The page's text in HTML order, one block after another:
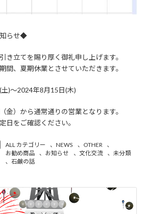
らせ◆
き立てを賜り厚く御礼申し上げます。
間、夏期休業とさせていただきます。
)～2024年8月15日(木)
金）から通常通りの営業となります。
日をご確認ください。
ALL カテゴリー 、NEWS 、 OTHER
、
お勧め商品
、 お知らせ 、 文化交流 、未分類
、 石鹸の話